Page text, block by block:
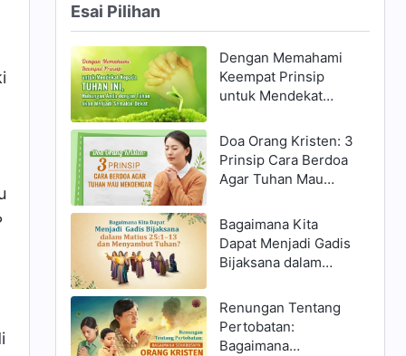
Esai Pilihan
Dengan Memahami
Keempat Prinsip
untuk Mendekat
Hubungan Anda
dengan Tuhan akan
Menjadi Semakin
Dekat
Doa Orang Kristen: 3
Prinsip Cara Berdoa
Agar Tuhan Mau
Bagaimana Kita
Dapat Menjadi Gadis
Bijaksana dalam
Menyambut Tuhan?
Renungan Tentang
Pertobatan:
Bagaimana